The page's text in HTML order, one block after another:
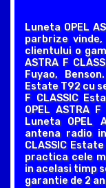
Luneta OPEL
parbrize
clientului o
ASTRA F
Fuyao,
Estate T92 cu
F CLASSIC
OPEL ASTRA
Luneta OPEL
antena radio
CLASSIC
practica cele
in acelasi timp
garantie de 2